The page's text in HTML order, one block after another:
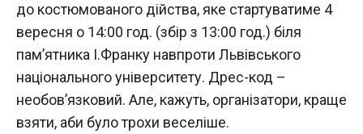
до костюмованого дійства, яке стартуватиме 4
вересня о 14:00 год. (збір з 13:00 год.) біля
пам’ятника І.Франку навпроти Львівського
національного університету. Дрес-код –
необов’язковий. Але, кажуть, організатори, краще
взяти, аби було трохи веселіше.